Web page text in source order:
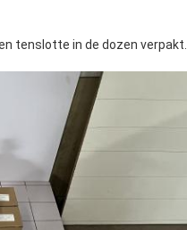
tenslotte in de dozen verpakt.